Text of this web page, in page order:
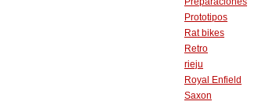
Prototipos
Rat bikes
Retro
rieju
Royal Enfield
Saxon